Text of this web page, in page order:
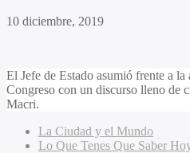
10 diciembre, 2019
El Jefe de Estado asumió frente a la
Congreso con un discurso lleno de
Macri.
La Ciudad y el Mundo
Lo Que Tenes Que Saber